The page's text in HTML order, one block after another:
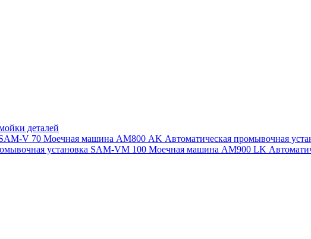
деталей
V 70 Моечная машина АМ800 AK Автоматическая промывочная
установка SAM-VM 100 Моечная машина AM900 LK